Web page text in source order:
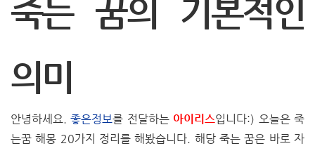
죽는 꿈의 기본적인
의미
안녕하세요.좋은정보를 전달하는 아이리스입니다:) 오늘은 죽
는꿈 해몽 20가지 정리를 해봤습니다. 해당 죽는 꿈은 바로 자